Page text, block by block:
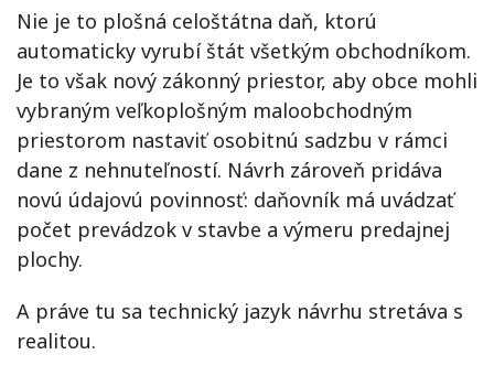
Nie je to plošná celoštátna daň, ktorú
automaticky vyrubí štát všetkým obchodníkom.
Je to však nový zákonný priestor, aby obce mohli
vybraným veľkoplošným maloobchodným
priestorom nastaviť osobitnú sadzbu v rámci
dane z nehnuteľností. Návrh zároveň pridáva
novú údajovú povinnosť: daňovník má uvádzať
počet prevádzok v stavbe a výmeru predajnej
plochy.
A práve tu sa technický jazyk návrhu stretáva s
realitou.